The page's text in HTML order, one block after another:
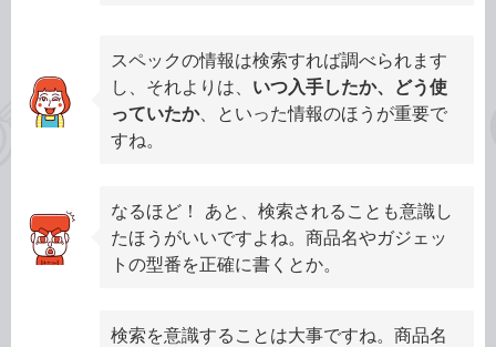
スペックの情報は検索すれば調べられます
し、それよりは、 いつ入手したか、どう使
っていたか、といった情報のほうが重要で
すね。
なるほど！ あと、検索されることも意識し
たほうがいいですよね。商品名やガジェッ
トの型番を正確に書くとか。
検索を意識することは大事ですね。商品名